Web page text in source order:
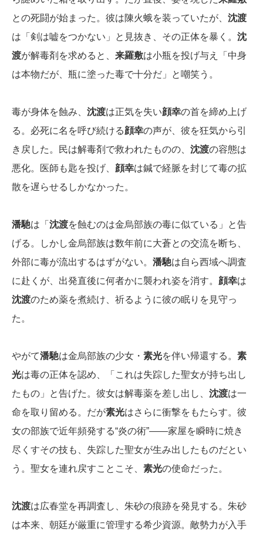
との死闘が始まった。彼は陳火蛾を装っていたが、 沈渡
は「剣は嘘をつかない」と見抜き、その正体を暴く。 沈
渡が解毒剤を求めると、 来羅敷は小瓶を投げ与え「中身
は本物だが、瓶に塗った毒で十分だ」と嘲笑う。
毒が身体を蝕み、 沈渡は正気を失い顔幸の首を締め上げ
る。必死に名を呼び続ける顔幸の声が、彼を狂気から引
き戻した。民は解毒剤で救われたものの、 沈渡の容態は
悪化。医師も匙を投げ、 顔幸は鍼で経脈を封じて毒の拡
散を遅らせるしかなかった。
潘馳は「 沈渡を蝕むのは金烏部族の毒に似ている」と告
げる。しかし金烏部族は数年前に大蒼との交流を断ち、
外部に毒が流出するはずがない。 潘馳は自ら西域へ調査
に赴くが、出発直後に何者かに襲われ姿を消す。 顔幸は
沈渡のため薬を煮続け、祈るように彼の眠りを見守っ
た。
やがて潘馳は金烏部族の少女・ 素光を伴い帰還する。 素
光は毒の正体を認め、「これは失踪した聖女が持ち出し
たもの」と告げた。彼女は解毒薬を差し出し、 沈渡は一
命を取り留める。だが素光はさらに衝撃をもたらす。彼
女の部族で近年頻発する“炎の術”――家屋を瞬時に焼き
尽くすその技も、失踪した聖女が生み出したものだとい
う。聖女を連れ戻すことこそ、 素光の使命だった。
沈渡は広春堂を再調査し、朱砂の痕跡を発見する。朱砂
は本来、朝廷が厳重に管理する希少資源。敵勢力が入手